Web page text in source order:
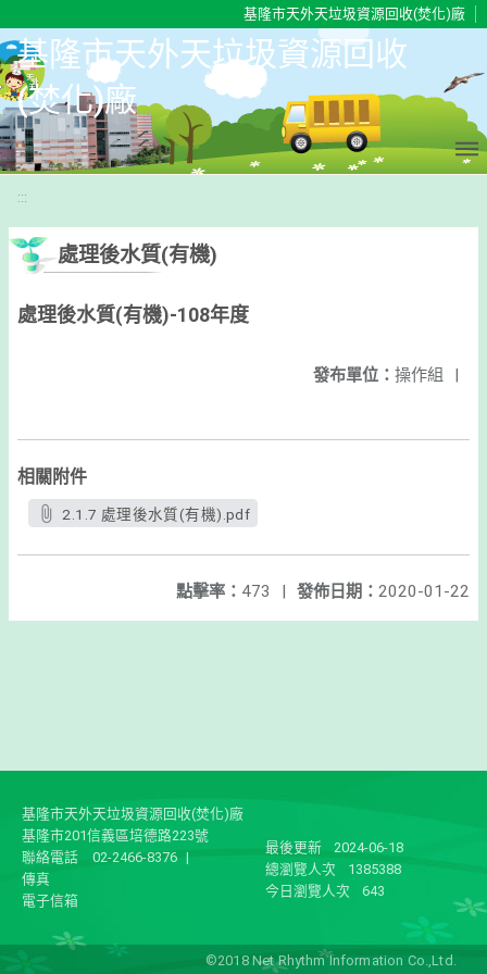
基隆市天外天垃圾資源回收(焚化)廠
基隆市天外天垃圾資源回收
(焚化)廠
:::
處理後水質(有機)
處理後水質(有機)-108年度
發布單位： 操作組 |
相關附件
2.1.7 處理後水質(有機).pdf
發佈日期： 2020-01-22
點擊率： 473 |
基隆市天外天垃圾資源回收(焚化)廠
基隆市201信義區培德路223號
聯絡電話
02-2466-8376 |
傳真
電子信箱
最後更新
2024-06-18
總瀏覽人次
1385388
今日瀏覽人次
643
©2018 Net Rhythm Information Co.,Ltd.